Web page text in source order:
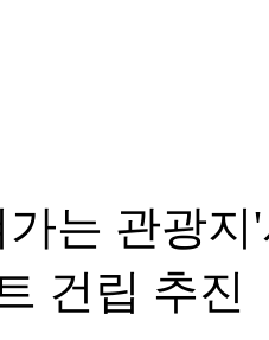
가는 관광
건립 추진